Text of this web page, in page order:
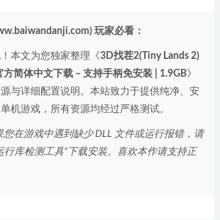
玩家必看：
本文为您独家整理《3D找茬2(Tiny Lands 2)
方简体中文下载 – 支持手柄免安装 | 1.9GB》
与详细配置说明。本站致力于提供纯净、安
机游戏，所有资源均经过严格测试。
您在游戏中遇到缺少 DLL 文件或运行报错，请
行库检测工具”下载安装。喜欢本作请支持正